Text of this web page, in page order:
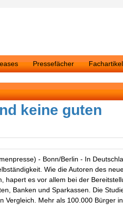
Pressefächer Fachartikel
keine guten
- Bonn/Berlin - In
Wie die Autoren des
hapert es vor allem bei der
Banken und Sparkassen. Die
Vergleich. Mehr als 100.000 Bürger